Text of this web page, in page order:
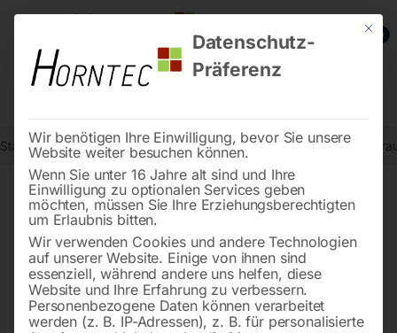
0
Start Schweisstechnologie Absauganlagen Absaugarm in
Mit
Datenschutz-
Präferenz
Wir benötigen Ihre Einwilligung, bevor Sie unsere
Website weiter besuchen können.
Wenn Sie unter 16 Jahre alt sind und Ihre
Einwilligung zu optionalen Services geben
möchten, müssen Sie Ihre Erziehungsberechtigten
um Erlaubnis bitten.
Wir verwenden Cookies und andere Technologien
auf unserer Website. Einige von ihnen sind
essenziell, während andere uns helfen, diese
Website und Ihre Erfahrung zu verbessern.
Personenbezogene Daten können verarbeitet
werden (z. B. IP-Adressen), z. B. für personalisierte